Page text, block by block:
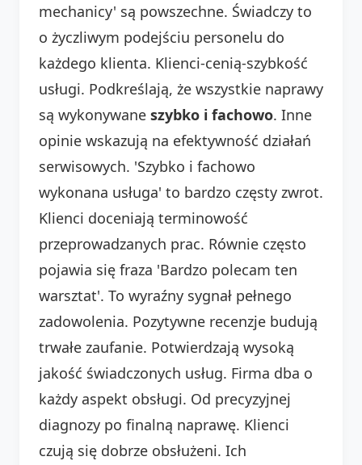
mechanicy' są powszechne. Świadczy to
o życzliwym podejściu personelu do
każdego klienta. Klienci-cenią-szybkość
usługi. Podkreślają, że wszystkie naprawy
są wykonywane szybko i fachowo. Inne
opinie wskazują na efektywność działań
serwisowych. 'Szybko i fachowo
wykonana usługa' to bardzo częsty zwrot.
Klienci doceniają terminowość
przeprowadzanych prac. Równie często
pojawia się fraza 'Bardzo polecam ten
warsztat'. To wyraźny sygnał pełnego
zadowolenia. Pozytywne recenzje budują
trwałe zaufanie. Potwierdzają wysoką
jakość świadczonych usług. Firma dba o
każdy aspekt obsługi. Od precyzyjnej
diagnozy po finalną naprawę. Klienci
czują się dobrze obsłużeni. Ich